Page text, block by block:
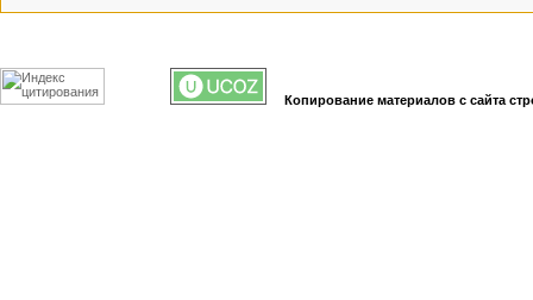
Копирование материалов с сайта